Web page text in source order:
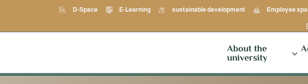
D-Space E-Learning sustainable development Employee
About the
university